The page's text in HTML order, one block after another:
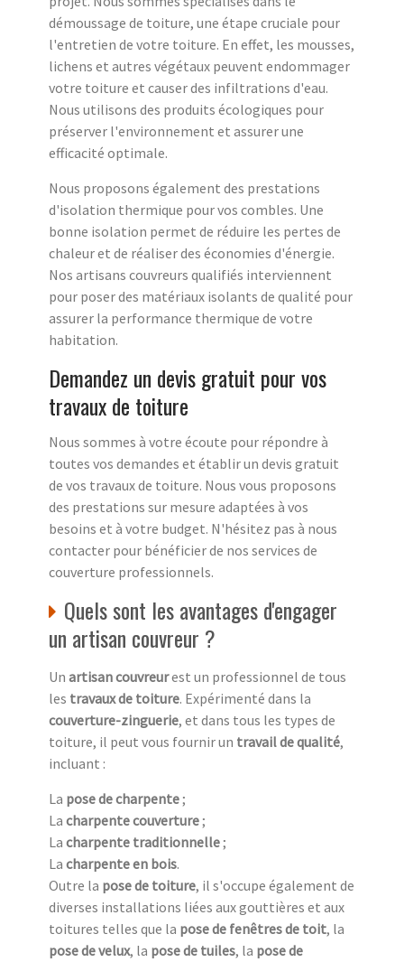
démoussage de toiture, une étape cruciale pour
l'entretien de votre toiture. En effet, les mousses,
lichens et autres végétaux peuvent endommager
votre toiture et causer des infiltrations d'eau.
Nous utilisons des produits écologiques pour
préserver l'environnement et assurer une
efficacité optimale.
Nous proposons également des prestations
d'isolation thermique pour vos combles. Une
bonne isolation permet de réduire les pertes de
chaleur et de réaliser des économies d'énergie.
Nos artisans couvreurs qualifiés interviennent
pour poser des matériaux isolants de qualité pour
assurer la performance thermique de votre
habitation.
Demandez un devis gratuit pour vos
travaux de toiture
Nous sommes à votre écoute pour répondre à
toutes vos demandes et établir un devis gratuit
de vos travaux de toiture. Nous vous proposons
des prestations sur mesure adaptées à vos
besoins et à votre budget. N'hésitez pas à nous
contacter pour bénéficier de nos services de
couverture professionnels.
Quels sont les avantages d'engager
un artisan couvreur ?
Un artisan couvreurest un professionnel de tous
les travaux de toiture. Expérimenté dans la
couverture-zinguerie, et dans tous les types de
toiture, il peut vous fournir un travail de qualité,
incluant :
La pose de charpente;
La charpente couverture;
La charpente traditionnelle;
La charpente en bois.
Outre la pose de toiture, il s'occupe également de
diverses installations liées aux gouttières et aux
toitures telles que la pose de fenêtres de toit, la
pose de velux, la pose de tuiles, la pose de